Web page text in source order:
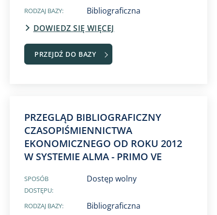
RODZAJ BAZY:
Bibliograficzna
DOWIEDZ SIĘ WIĘCEJ
PRZEJDŹ DO BAZY
PRZEGLĄD BIBLIOGRAFICZNY
CZASOPIŚMIENNICTWA
EKONOMICZNEGO OD ROKU 2012
W SYSTEMIE ALMA - PRIMO VE
SPOSÓB
DOSTĘPU:
Dostęp wolny
RODZAJ BAZY:
Bibliograficzna